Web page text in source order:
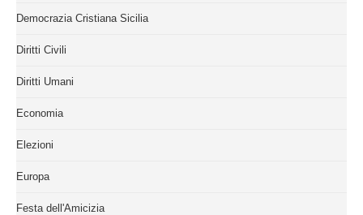
Democrazia Cristiana Sicilia
Diritti Civili
Diritti Umani
Economia
Elezioni
Europa
Festa dell'Amicizia